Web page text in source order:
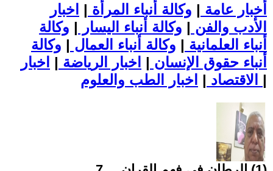
أخبار عامة | وكالة أنباء المرأة | اخبار
الأدب والفن | وكالة أنباء اليسار | وكالة
أنباء العلمانية | وكالة أنباء العمال | وكالة
أنباء حقوق الإنسان | اخبار الرياضة | اخبار
الاقتصاد | |